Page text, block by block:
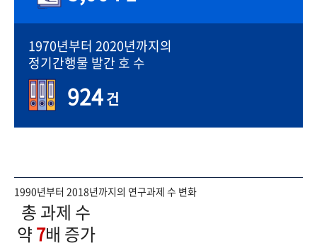
1970년부터 2020년까지의
정기간행물 발간 호 수
924건
1990년부터 2018년까지의 연구과제 수 변화
총 과제 수
약7배 증가